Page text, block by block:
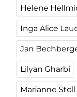
Helene
Inga Alice
Jan
Lilyan Gharbi
Marianne Stoll